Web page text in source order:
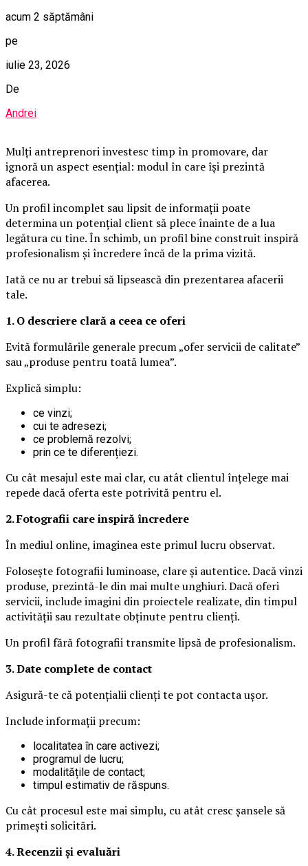
acum 2 săptămâni
pe
iulie 23, 2026
De
Andrei
Mulți antreprenori investesc timp în promovare, dar
ignoră un aspect esențial: modul în care își prezintă
afacerea.
Un profil incomplet sau lipsit de informații poate
determina un potențial client să plece înainte de a lua
legătura cu tine. În schimb, un profil bine construit inspiră
profesionalism și încredere încă de la prima vizită.
Iată ce nu ar trebui să lipsească din prezentarea afacerii
tale.
1. O descriere clară a ceea ce oferi
Evită formulările generale precum „ofer servicii de calitate”
sau „produse pentru toată lumea”.
Explică simplu:
ce vinzi;
cui te adresezi;
ce problemă rezolvi;
prin ce te diferențiezi.
Cu cât mesajul este mai clar, cu atât clientul înțelege mai
repede dacă oferta este potrivită pentru el.
2. Fotografii care inspiră încredere
În mediul online, imaginea este primul lucru observat.
Folosește fotografii luminoase, clare și autentice. Dacă vinzi
produse, prezintă-le din mai multe unghiuri. Dacă oferi
servicii, include imagini din proiectele realizate, din timpul
activității sau rezultate obținute pentru clienți.
Un profil fără fotografii transmite lipsă de profesionalism.
3. Date complete de contact
Asigură-te că potențialii clienți te pot contacta ușor.
Include informații precum:
localitatea în care activezi;
programul de lucru;
modalitățile de contact;
timpul estimativ de răspuns.
Cu cât procesul este mai simplu, cu atât cresc șansele să
primești solicitări.
4. Recenzii și evaluări